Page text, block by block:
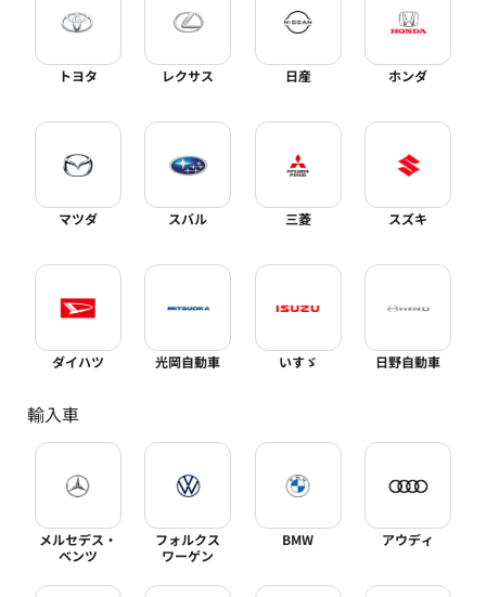
トヨタ レクサス 日産 ホンダ
マツダ スバル 三菱 スズキ
ダイハツ 光岡自動車 いすゞ 日野自動車
輸入車
メルセデス・
ベンツ
フォルクス
ワーゲン
BMW アウディ